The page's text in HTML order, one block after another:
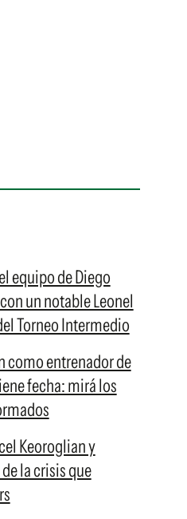
equipo de Diego
un notable Leonel
Torneo Intermedio
como entrenador de
fecha: mirá los
Keoroglian y
la crisis que